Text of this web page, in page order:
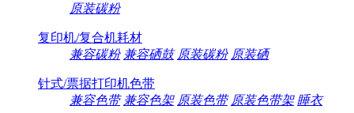
原装碳粉
复印机/复合机耗材
兼容碳粉 兼容硒鼓 原装碳粉 原装硒
针式/票据打印机色带
兼容色带 兼容色架 原装色带 原装色带架 睡衣